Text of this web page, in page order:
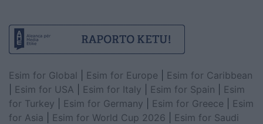
Esim for Global Esim for Europe
Esim for Caribbean
Esim for USA Esim for Italy Esim for Spain
Esim
for Turkey
Esim for Germany Esim for Greece
Esim
for Asia
Esim for World Cup 2026
Esim for Saudi